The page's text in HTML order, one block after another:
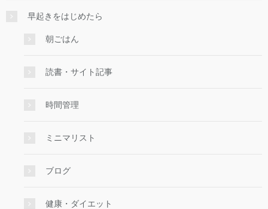
早起きをはじめたら
朝ごはん
読書・サイト記事
時間管理
ミニマリスト
ブログ
健康・ダイエット